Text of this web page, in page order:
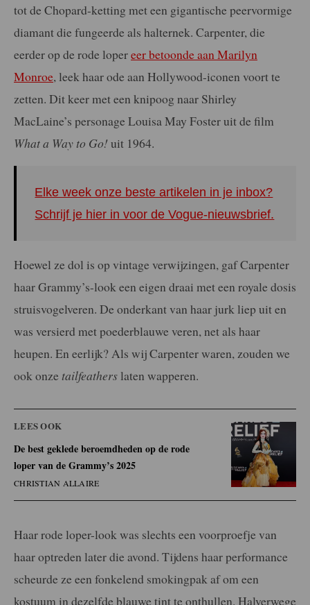
tot de Chopard-ketting met een gigantische peervormige
diamant die fungeerde als halternek. Carpenter, die
eerder op de rode lopereer betoonde aan Marilyn
Monroe, leek haar ode aan Hollywood-iconen voort te
zetten. Dit keer met een knipoog naar Shirley
MacLaine’s personage Louisa May Foster uit de film
What a Way to Go! uit 1964.
Elke week onze beste artikelen in je inbox?
Schrijf je hier in voor de Vogue-nieuwsbrief.
Hoewel ze dol is op vintage verwijzingen, gaf Carpenter
haar Grammy’s-look een eigen draai met een royale dosis
struisvogelveren. De onderkant van haar jurk liep uit en
was versierd met poederblauwe veren, net als haar
heupen. En eerlijk? Als wij Carpenter waren, zouden we
ook onze tailfeathers laten wapperen.
LEES OOK
De best geklede beroemdheden op de rode
loper van de Grammy’s 2025
CHRISTIAN ALLAIRE
Haar rode loper-look was slechts een voorproefje van
haar optreden later die avond. Tijdens haar performance
scheurde ze een fonkelend smokingpak af om een
kostuum in dezelfde blauwe tint te onthullen. Halverwege